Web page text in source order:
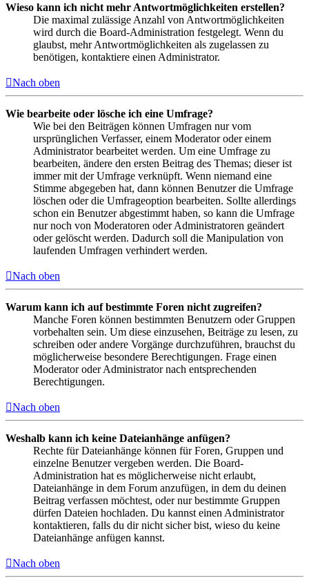
Wieso kann ich nicht mehr Antwortmöglichkeiten erstellen?
Die maximal zulässige Anzahl von Antwortmöglichkeiten
wird durch die Board-Administration festgelegt. Wenn du
glaubst, mehr Antwortmöglichkeiten als zugelassen zu
benötigen, kontaktiere einen Administrator.
Nach oben
Wie bearbeite oder lösche ich eine Umfrage?
Wie bei den Beiträgen können Umfragen nur vom
ursprünglichen Verfasser, einem Moderator oder einem
Administrator bearbeitet werden. Um eine Umfrage zu
bearbeiten, ändere den ersten Beitrag des Themas; dieser ist
immer mit der Umfrage verknüpft. Wenn niemand eine
Stimme abgegeben hat, dann können Benutzer die Umfrage
löschen oder die Umfrageoption bearbeiten. Sollte allerdings
schon ein Benutzer abgestimmt haben, so kann die Umfrage
nur noch von Moderatoren oder Administratoren geändert
oder gelöscht werden. Dadurch soll die Manipulation von
laufenden Umfragen verhindert werden.
Nach oben
Warum kann ich auf bestimmte Foren nicht zugreifen?
Manche Foren können bestimmten Benutzern oder Gruppen
vorbehalten sein. Um diese einzusehen, Beiträge zu lesen, zu
schreiben oder andere Vorgänge durchzuführen, brauchst du
möglicherweise besondere Berechtigungen. Frage einen
Moderator oder Administrator nach entsprechenden
Berechtigungen.
Nach oben
Weshalb kann ich keine Dateianhänge anfügen?
Rechte für Dateianhänge können für Foren, Gruppen und
einzelne Benutzer vergeben werden. Die Board-
Administration hat es möglicherweise nicht erlaubt,
Dateianhänge in dem Forum anzufügen, in dem du deinen
Beitrag verfassen möchtest, oder nur bestimmte Gruppen
dürfen Dateien hochladen. Du kannst einen Administrator
kontaktieren, falls du dir nicht sicher bist, wieso du keine
Dateianhänge anfügen kannst.
Nach oben